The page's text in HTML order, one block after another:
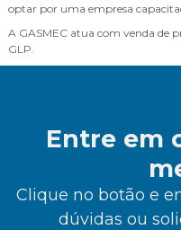
optar por uma empresa
A GASMEC atua com venda de
GLP.
Entre em
Clique no botão e
dúvidas ou